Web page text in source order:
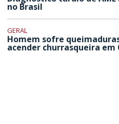
no Brasil
GERAL
Homem sofre
acender churrasqueira em